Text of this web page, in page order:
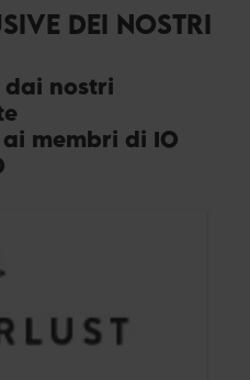
DEI NOSTRI
dai nostri
membri di IO